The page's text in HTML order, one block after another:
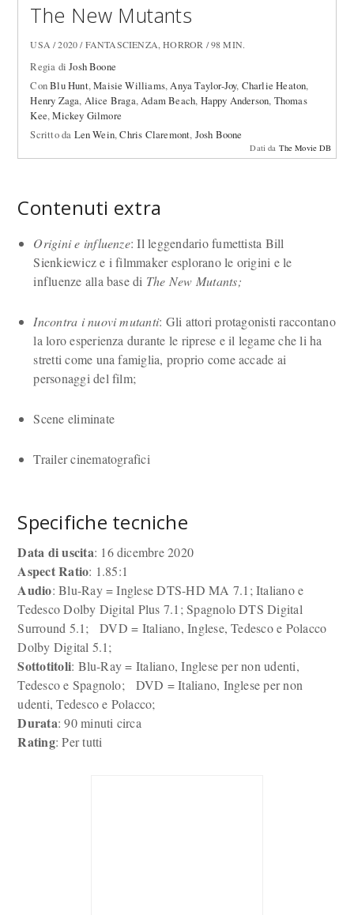
The New Mutants
USA / 2020 / FANTASCIENZA, HORROR / 98 MIN.
Regia diJosh Boone
ConBlu Hunt,Maisie Williams,Anya Taylor-Joy, Charlie Heaton,
Henry Zaga, Alice Braga,Adam Beach, Happy Anderson, Thomas
Kee,Mickey Gilmore
Scritto da Len Wein,Chris Claremont, Josh Boone
Dati da The Movie DB
Contenuti extra
Origini e influenze: Il leggendario fumettista Bill
Sienkiewicz e i filmmaker esplorano le origini e le
influenze alla base di The New Mutants;
Incontra i nuovi mutanti: Gli attori protagonisti raccontano
la loro esperienza durante le riprese e il legame che li ha
stretti come una famiglia, proprio come accade ai
personaggi del film;
Scene eliminate
Trailer cinematografici
Specifiche tecniche
Data di uscita: 16 dicembre 2020
Aspect Ratio: 1.85:1
Audio: Blu-Ray = Inglese DTS-HD MA 7.1; Italiano e
Tedesco Dolby Digital Plus 7.1; Spagnolo DTS Digital
Surround 5.1; DVD = Italiano, Inglese, Tedesco e Polacco
Dolby Digital 5.1;
Sottotitoli: Blu-Ray = Italiano, Inglese per non udenti,
Tedesco e Spagnolo; DVD = Italiano, Inglese per non
udenti, Tedesco e Polacco;
Durata: 90 minuti circa
Rating: Per tutti